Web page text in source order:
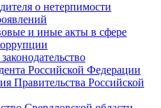
о нетерпимости
и иные акты в сфере
Российской Федерации
Правительства Российской